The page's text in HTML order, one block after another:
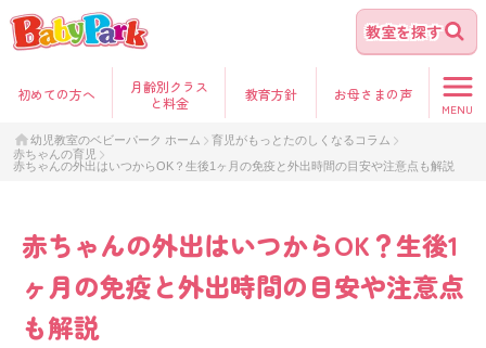
教室を探す
初めての方へ
月齢別クラス
と料金
教育方針 お母さまの声
MENU
幼児教室のベビーパーク ホーム
育児がもっとたのしくなるコラム
赤ちゃんの育児
赤ちゃんの外出はいつからOK？生後1ヶ月の免疫と外出時間の目安や注意点も解説
赤ちゃんの外出はいつからOK？生後1
ヶ月の免疫と外出時間の目安や注意点
も解説